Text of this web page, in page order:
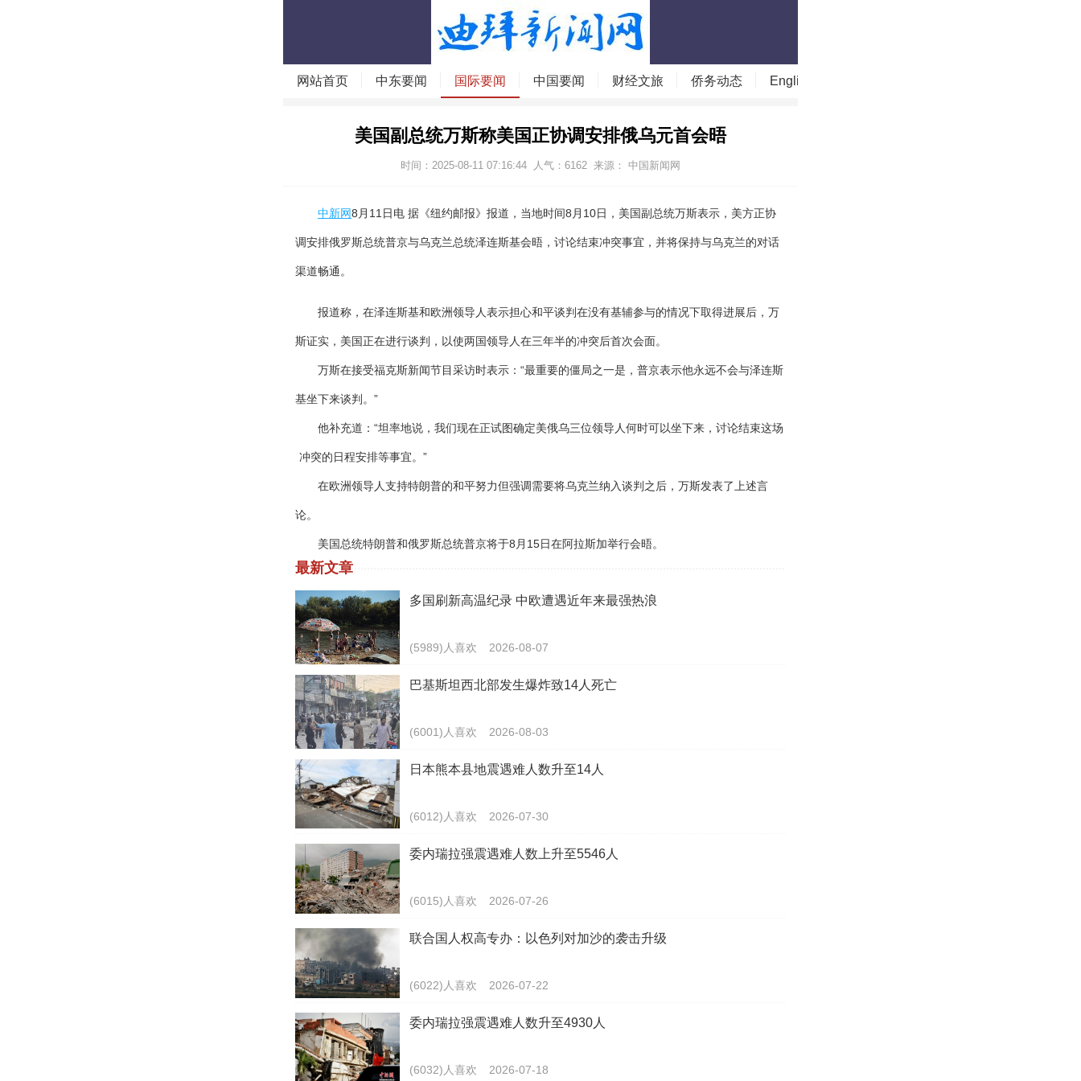
网站首页 中东要闻 国际要闻 中国要闻 财经文旅 侨务动态 English
美国副总统万斯称美国正协调安排俄乌元首会晤
时间：2025-08-11 07:16:44 人气： 6162 来源： 中国新闻网
中新网8月11日电 据《纽约邮报》报道，当地时间8月10日，美国副总统万斯表示，美方正协
调安排俄罗斯总统普京与乌克兰总统泽连斯基会晤，讨论结束冲突事宜，并将保持与乌克兰的对话
渠道畅通。
报道称，在泽连斯基和欧洲领导人表示担心和平谈判在没有基辅参与的情况下取得进展后，万
斯证实，美国正在进行谈判，以使两国领导人在三年半的冲突后首次会面。
万斯在接受福克斯新闻节目采访时表示：“最重要的僵局之一是，普京表示他永远不会与泽连斯
基坐下来谈判。”
他补充道：“坦率地说，我们现在正试图确定美俄乌三位领导人何时可以坐下来，讨论结束这场
冲突的日程安排等事宜。”
在欧洲领导人支持特朗普的和平努力但强调需要将乌克兰纳入谈判之后，万斯发表了上述言
论。
美国总统特朗普和俄罗斯总统普京将于8月15日在阿拉斯加举行会晤。
最新文章
多国刷新高温纪录 中欧遭遇近年来最强热浪
(5989)人喜欢 2026-08-07
巴基斯坦西北部发生爆炸致14人死亡
(6001)人喜欢 2026-08-03
日本熊本县地震遇难人数升至14人
(6012)人喜欢 2026-07-30
委内瑞拉强震遇难人数上升至5546人
(6015)人喜欢 2026-07-26
联合国人权高专办：以色列对加沙的袭击升级
(6022)人喜欢 2026-07-22
委内瑞拉强震遇难人数升至4930人
(6032)人喜欢 2026-07-18